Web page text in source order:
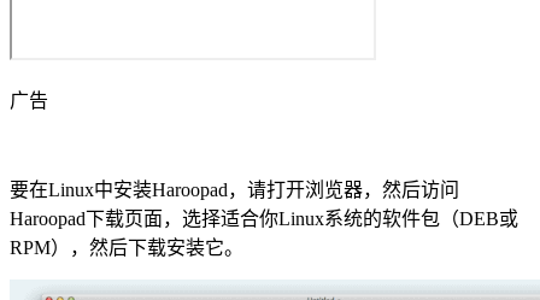
广告
要在Linux中安装Haroopad，请打开浏览器，然后访问
Haroopad下载页面，选择适合你Linux系统的软件包（DEB或
RPM），然后下载安装它。